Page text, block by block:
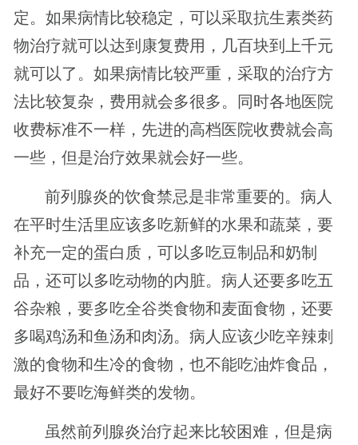
定。如果病情比较稳定，可以采取抗生素类药
物治疗就可以达到康复费用，几百块到上千元
就可以了。如果病情比较严重，采取的治疗方
法比较复杂，费用就会多很多。同时各地医院
收费标准不一样，先进的高档医院收费就会高
一些，但是治疗效果就会好一些。
前列腺炎的饮食禁忌是非常重要的。病人
在平时生活里应该多吃新鲜的水果和蔬菜，要
补充一定的蛋白质，可以多吃豆制品和奶制
品，还可以多吃动物的内脏。病人还要多吃五
谷杂粮，要多吃全谷类食物和麦面食物，还要
多喝鸡汤和鱼汤和肉汤。病人应该少吃辛辣刺
激的食物和生冷的食物，也不能吃油炸食品，
最好不要吃海鲜类的发物。
虽然前列腺炎治疗起来比较困难，但是病